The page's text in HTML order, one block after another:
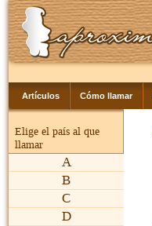
Artículos Cómo llamar
Elige el país al que
llamar
A
B
C
D